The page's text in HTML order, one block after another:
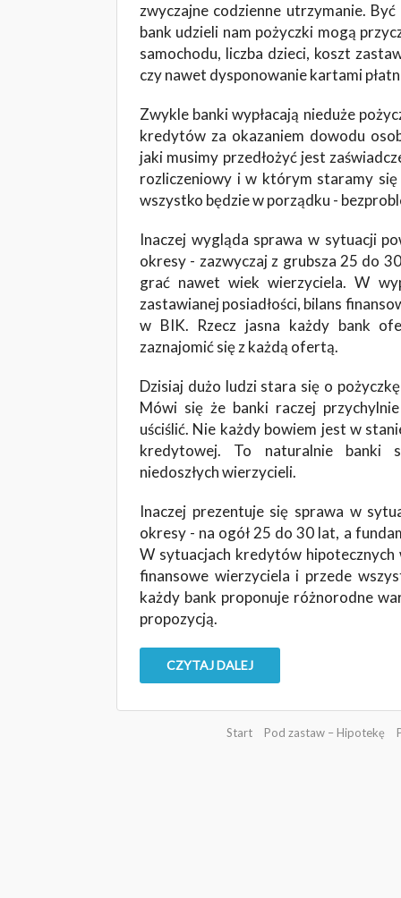
zwyczajne codzienne utrzymanie.
bank udzieli nam pożyczki mogą
samochodu, liczba dzieci, koszt
czy nawet dysponowanie kartami
Zwykle banki wypłacają nieduże
kredytów za okazaniem dowodu
jaki musimy przedłożyć jest
rozliczeniowy i w którym staramy
wszystko będzie w porządku -
Inaczej wygląda sprawa w sytuacji
okresy - zazwyczaj z grubsza 25 do
grać nawet wiek wierzyciela. W
zastawianej posiadłości, bilans
w BIK. Rzecz jasna każdy bank
zaznajomić się z każdą ofertą.
Dzisiaj dużo ludzi stara się o
Mówi się że banki raczej
uściślić. Nie każdy bowiem jest w
kredytowej. To naturalnie banki
niedoszłych wierzycieli.
Inaczej prezentuje się sprawa w
okresy - na ogół 25 do 30 lat, a
W sytuacjach kredytów hipotecznych
finansowe wierzyciela i przede
każdy bank proponuje różnorodne
propozycją.
CZYTAJ DALEJ
Start Pod zastaw – Hipotekę